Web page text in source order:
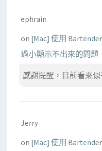
ephrain
on [Mac] 使用
過小顯示不出來的問題
感謝提醒，目前看來
Jerry
on [Mac] 使用